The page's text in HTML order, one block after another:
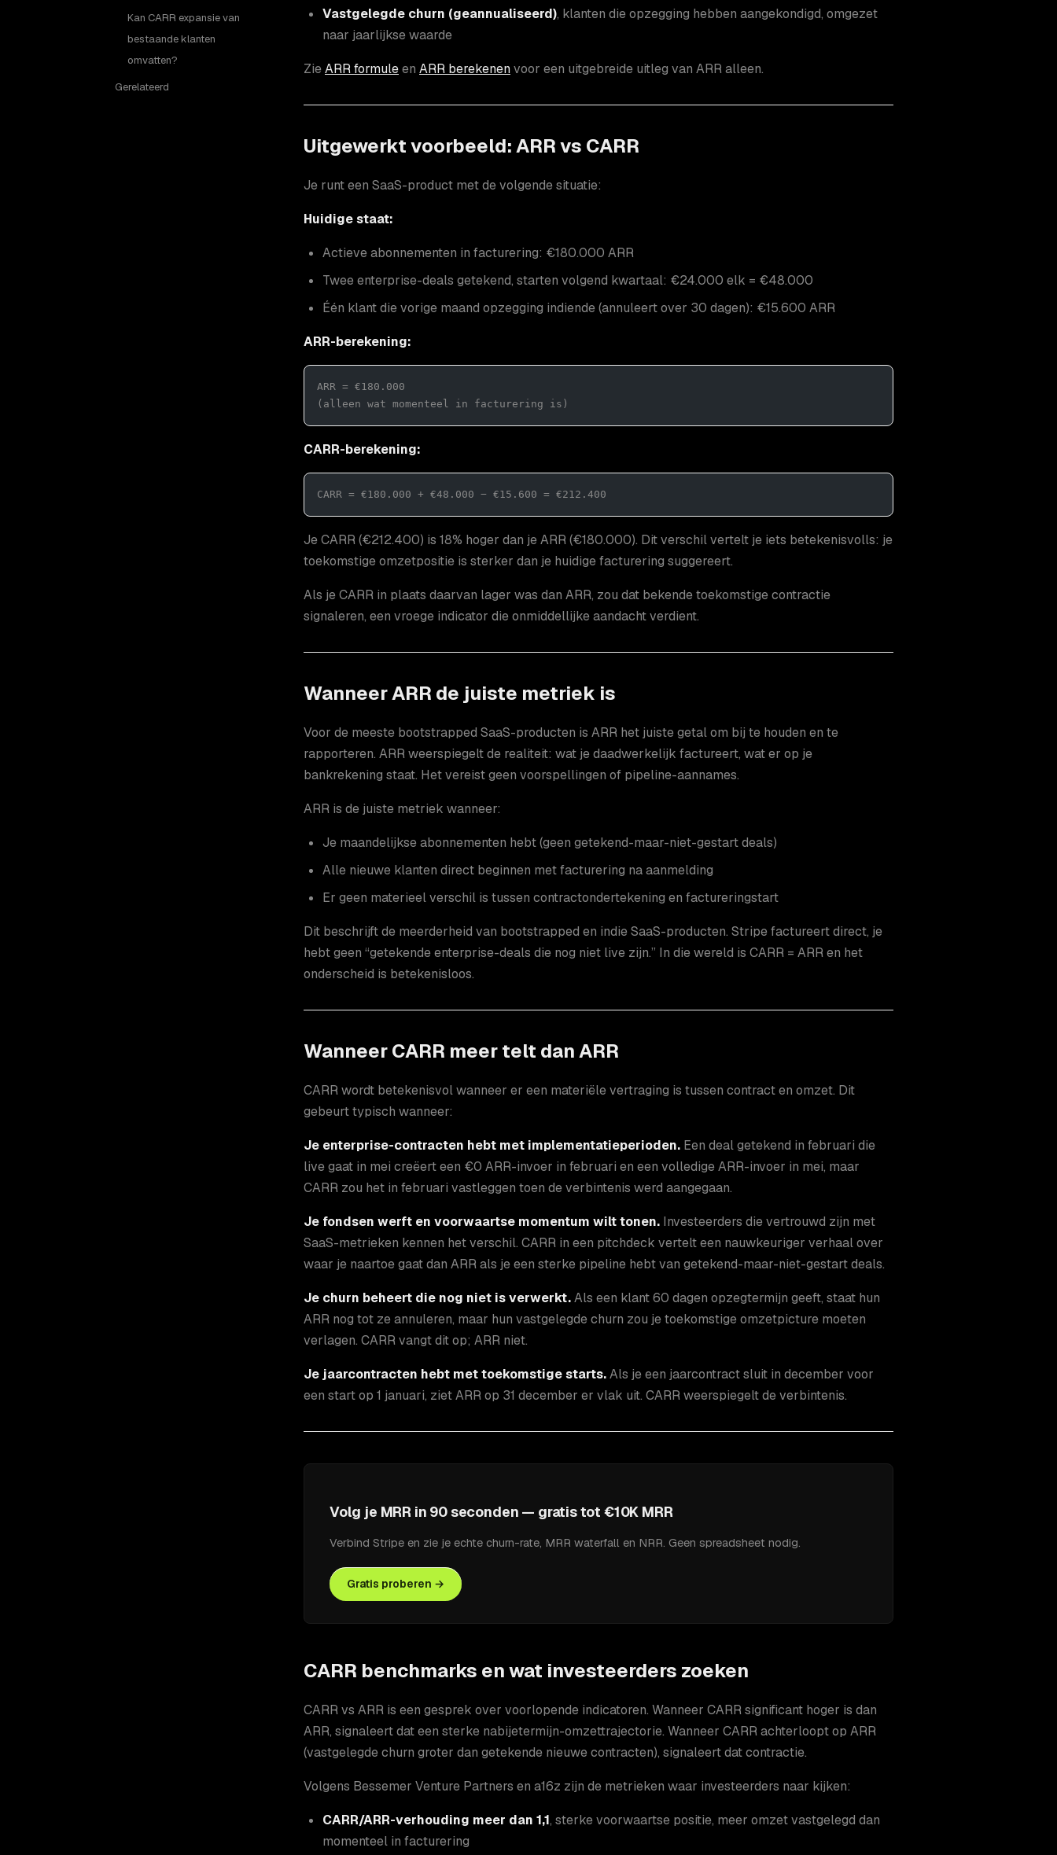
Kan CARR expansie van
bestaande klanten
omvatten?
Gerelateerd
Vastgelegde churn (geannualiseerd), klanten die opzegging hebben aangekondigd, omgezet
naar jaarlijkse waarde
Zie ARR formuleen ARR berekenenvoor een uitgebreide uitleg van ARR alleen.
Uitgewerkt voorbeeld: ARR vs CARR
Je runt een SaaS-product met de volgende situatie:
Huidige staat:
Actieve abonnementen in facturering: €180.000 ARR
Twee enterprise-deals getekend, starten volgend kwartaal: €24.000 elk = €48.000
Één klant die vorige maand opzegging indiende (annuleert over 30 dagen): €15.600 ARR
ARR-berekening:
ARR = €180.000
(alleen wat momenteel in facturering is)
CARR-berekening:
CARR = €180.000 + €48.000 − €15.600 = €212.400
Je CARR (€212.400) is 18% hoger dan je ARR (€180.000). Dit verschil vertelt je iets betekenisvolls: je
toekomstige omzetpositie is sterker dan je huidige facturering suggereert.
Als je CARR in plaats daarvan lager was dan ARR, zou dat bekende toekomstige contractie
signaleren, een vroege indicator die onmiddellijke aandacht verdient.
Wanneer ARR de juiste metriek is
Voor de meeste bootstrapped SaaS-producten is ARR het juiste getal om bij te houden en te
rapporteren. ARR weerspiegelt de realiteit: wat je daadwerkelijk factureert, wat er op je
bankrekening staat. Het vereist geen voorspellingen of pipeline-aannames.
ARR is de juiste metriek wanneer:
Je maandelijkse abonnementen hebt (geen getekend-maar-niet-gestart deals)
Alle nieuwe klanten direct beginnen met facturering na aanmelding
Er geen materieel verschil is tussen contractondertekening en factureringstart
Dit beschrijft de meerderheid van bootstrapped en indie SaaS-producten. Stripe factureert direct, je
hebt geen “getekende enterprise-deals die nog niet live zijn.” In die wereld is CARR = ARR en het
onderscheid is betekenisloos.
Wanneer CARR meer telt dan ARR
CARR wordt betekenisvol wanneer er een materiële vertraging is tussen contract en omzet. Dit
gebeurt typisch wanneer:
Je enterprise-contracten hebt met implementatieperioden. Een deal getekend in februari die
live gaat in mei creëert een €0 ARR-invoer in februari en een volledige ARR-invoer in mei, maar
CARR zou het in februari vastleggen toen de verbintenis werd aangegaan.
Je fondsen werft en voorwaartse momentum wilt tonen. Investeerders die vertrouwd zijn met
SaaS-metrieken kennen het verschil. CARR in een pitchdeck vertelt een nauwkeuriger verhaal over
waar je naartoe gaat dan ARR als je een sterke pipeline hebt van getekend-maar-niet-gestart deals.
Je churn beheert die nog niet is verwerkt.Als een klant 60 dagen opzegtermijn geeft, staat hun
ARR nog tot ze annuleren, maar hun vastgelegde churn zou je toekomstige omzetpicture moeten
verlagen. CARR vangt dit op; ARR niet.
Je jaarcontracten hebt met toekomstige starts.Als je een jaarcontract sluit in december voor
een start op 1 januari, ziet ARR op 31 december er vlak uit. CARR weerspiegelt de verbintenis.
Volg je MRR in 90 seconden — gratis tot €10K MRR
Verbind Stripe en zie je echte churn-rate, MRR waterfall en NRR. Geen spreadsheet nodig.
Gratis proberen →
CARR benchmarks en wat investeerders zoeken
CARR vs ARR is een gesprek over voorlopende indicatoren. Wanneer CARR significant hoger is dan
ARR, signaleert dat een sterke nabijetermijn-omzettrajectorie. Wanneer CARR achterloopt op ARR
(vastgelegde churn groter dan getekende nieuwe contracten), signaleert dat contractie.
Volgens Bessemer Venture Partners en a16z zijn de metrieken waar investeerders naar kijken:
CARR/ARR-verhouding meer dan 1,1, sterke voorwaartse positie, meer omzet vastgelegd dan
momenteel in facturering